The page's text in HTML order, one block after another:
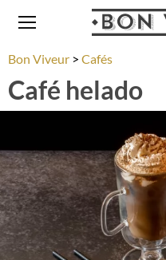
Bon Viveur Cafés
Café helado